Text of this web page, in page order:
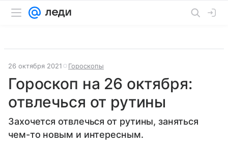
26 октября 2021 Гороскопы
Гороскоп на 26 октября:
отвлечься от рутины
Захочется отвлечься от рутины, заняться
чем-то новым и интересным.